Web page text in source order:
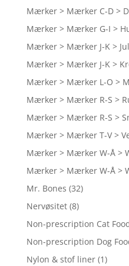
Mærker > Mærker C-D >
Mærker > Mærker G-I >
Mærker > Mærker J-K >
Mærker > Mærker J-K >
Mærker > Mærker L-O >
Mærker > Mærker R-S >
Mærker > Mærker R-S >
Mærker > Mærker T-V >
Mærker > Mærker W-Å >
Mærker > Mærker W-Å >
Mr. Bones (32)
Nervøsitet (8)
Non-prescription Cat
Non-prescription Dog
Nylon & stof liner (1)